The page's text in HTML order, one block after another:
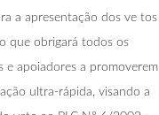
a apresentação dos ve tos
que obrigará todos os
e apoiadores a promoverem
ultra-rápida, visando a